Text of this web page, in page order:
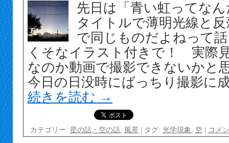
先日は「青い虹ってな
タイトルで薄明光線と
で同じものだよねって
くそなイラスト付きで！ 実際
なのか動画で撮影できないかと
今日の日没時にばっちり撮影に
続きを読む →
カテゴリー: 星の話・空の話 風景 | タグ: 光学現象 空 | コメ